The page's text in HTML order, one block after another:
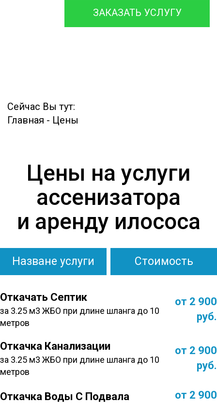
ЗАКАЗАТЬ УСЛУГУ
Сейчас Вы тут:
Главная - Цены
Цены на услуги
ассенизатора
и аренду илососа
Назване услуги Стоимость
Откачать Септик
за 3.25 м3 ЖБО при длине шланга до 10
метров
от 2 900
руб.
Откачка Канализации
за 3.25 м3 ЖБО при длине шланга до 10
метров
от 2 900
руб.
Откачка Воды С Подвала
от 2 900